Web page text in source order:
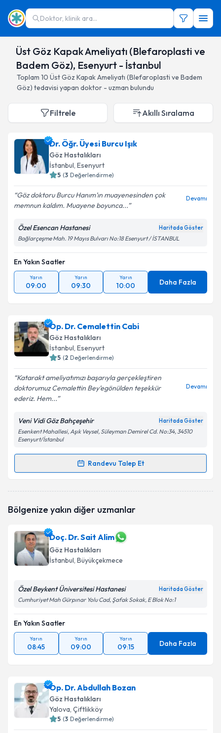
Doktor, klinik ara...
Üst Göz Kapak Ameliyatı (Blefaroplasti ve
Badem Göz), Esenyurt - İstanbul
Toplam 10 Üst Göz Kapak Ameliyatı (Blefaroplasti ve Badem
Göz) tedavisi yapan doktor - uzman bulundu
Filtrele Akıllı Sıralama
Dr. Öğr. Üyesi Burcu Işık
Göz Hastalıkları
İstanbul, Esenyurt
5 (3 Değerlendirme)
Göz doktoru Burcu Hanım’ın muayenesinden çok
memnun kaldım. Muayene boyunca...
Devamı
Özel Esencan Hastanesi Haritada Göster
Bağlarçeşme Mah. 19 Mayıs Bulvarı No:18 Esenyurt / İSTANBUL
En Yakın Saatler
Yarın
09:00
Yarın
09:30
Yarın
10:00 Daha Fazla
Op. Dr. Cemalettin Cabi
Göz Hastalıkları
İstanbul, Esenyurt
5 (2 Değerlendirme)
Katarakt ameliyatımızı başarıyla gerçekleştiren
doktorumuz Cemalettin Bey’egönülden teşekkür
ederiz. Hem...
Devamı
Veni Vidi Göz Bahçeşehir Haritada Göster
Esenkent Mahallesi, Aşık Veysel, Süleyman Demirel Cd. No:34, 34510
Esenyurt/İstanbul
Randevu Talep Et
Randevu Takvimi Talebi
oluşturun. Size bu uzmandan randevu almanız için bir
E-posta Adresiniz
Kişisel verilerimin işlenmesine ilişkin
Aydınlatma
Metni'ni okudum ve kişisel verilerimin belirtilen
Takvim Talebini Gönder
Bölgenize yakın diğer uzmanlar
Doç. Dr. Sait Alim
Göz Hastalıkları
İstanbul, Büyükçekmece
Özel Beykent Üniversitesi Hastanesi Haritada Göster
Cumhuriyet Mah Gürpınar Yolu Cad, Şafak Sokak, E Blok No:1
En Yakın Saatler
Yarın
08:45
Yarın
09:00
Yarın
09:15 Daha Fazla
Op. Dr. Abdullah Bozan
Göz Hastalıkları
Yalova, Çiftlikköy
5 (3 Değerlendirme)